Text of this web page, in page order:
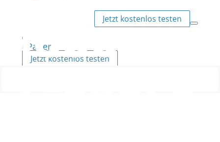
Jetzt kostenlos testen
ePaper
Jetzt kostenlos testen